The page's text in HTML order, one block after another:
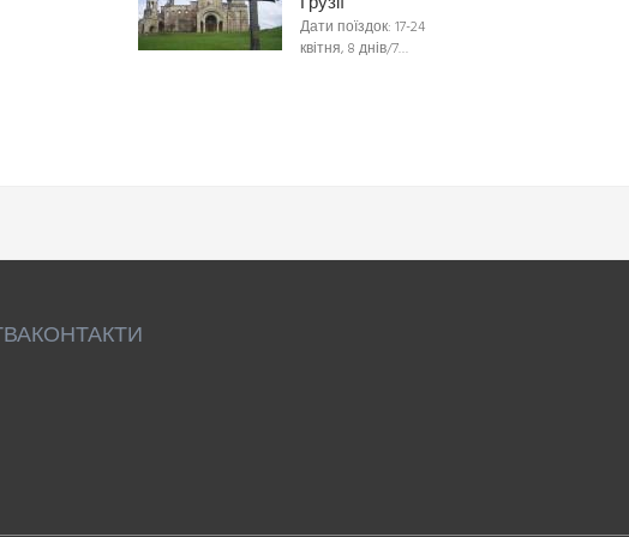
Дати поїздок: 17-24
квітня, 8 днів/7…
КОНТАКТИ